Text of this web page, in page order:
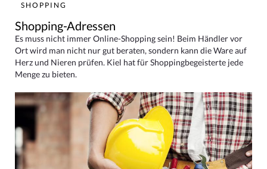
SHOPPING
Shopping-Adressen
Es muss nicht immer Online-Shopping sein! Beim Händler vor
Ort wird man nicht nur gut beraten, sondern kann die Ware auf
Herz und Nieren prüfen. Kiel hat für Shoppingbegeisterte jede
Menge zu bieten.